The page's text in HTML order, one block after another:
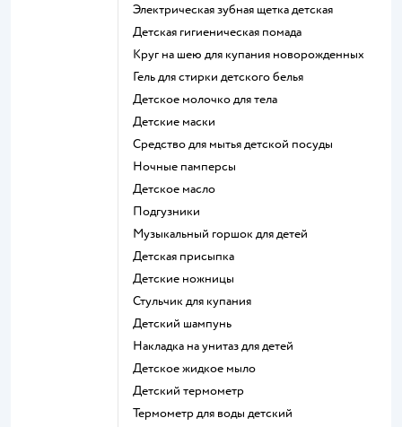
электрическая зубная щетка детская
детская гигиеническая помада
круг на шею для купания новорожденных
гель для стирки детского белья
детское молочко для тела
детские маски
средство для мытья детской посуды
ночные памперсы
детское масло
подгузники
музыкальный горшок для детей
детская присыпка
детские ножницы
стульчик для купания
детский шампунь
накладка на унитаз для детей
детское жидкое мыло
детский термометр
термометр для воды детский